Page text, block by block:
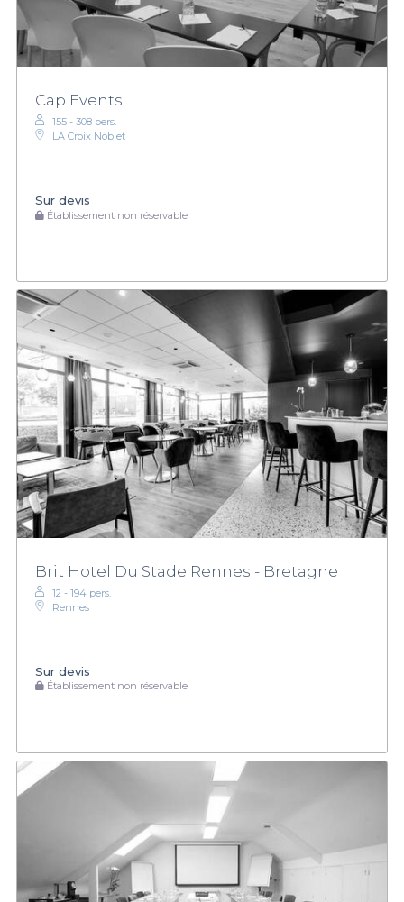
Cap Events
155 - 308 pers.
LA Croix Noblet
Sur devis
Établissement non réservable
Brit Hotel Du Stade Rennes - Bretagne
12 - 194 pers.
Rennes
Sur devis
Établissement non réservable